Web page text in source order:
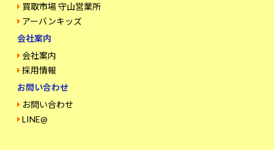
買取市場 守山営業所
アーバンキッズ
会社案内
会社案内
採用情報
お問い合わせ
お問い合わせ
LINE@